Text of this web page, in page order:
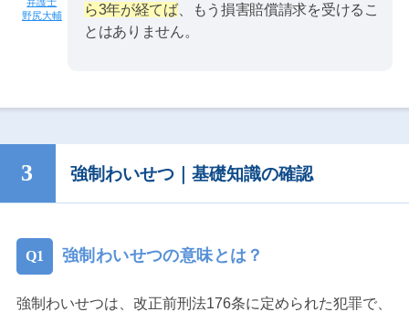
野尻大輔
ら3年が経てば、もう損害賠償請求を受けるこ
とはありません。
強制わいせつ｜基礎知識の確認
強制わいせつの意味とは？
強制わいせつは、改正前刑法176条に定められた犯罪で、